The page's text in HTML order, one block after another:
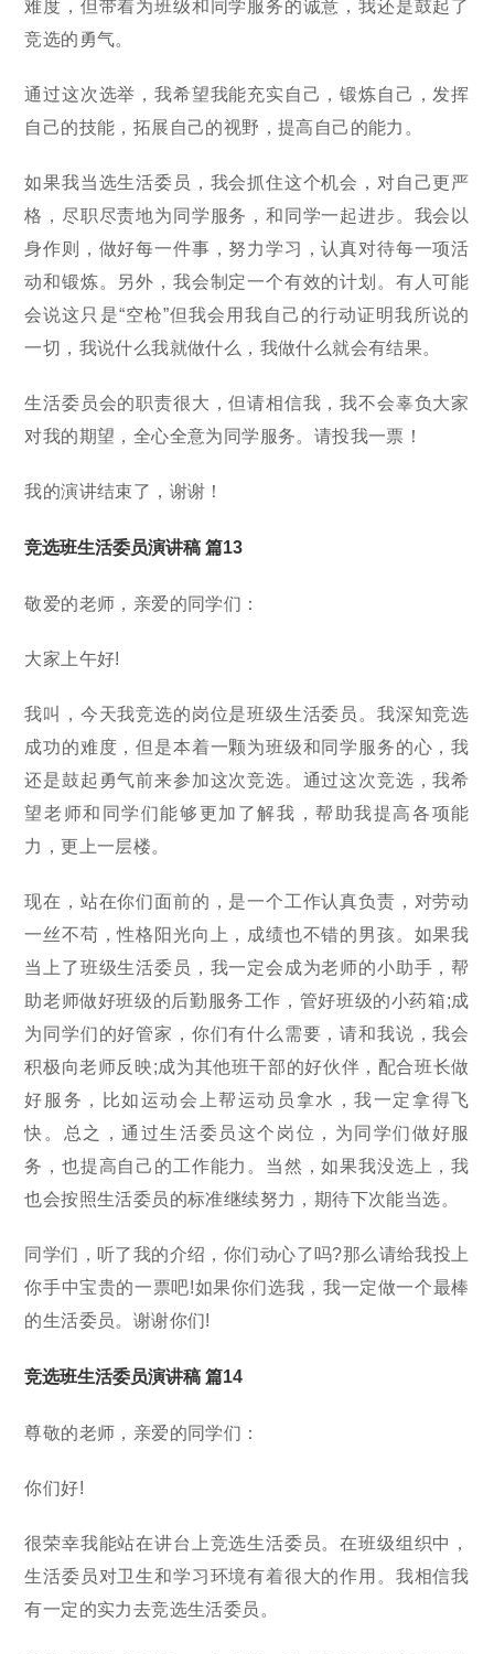
难度，但带着为班级和同学服务的诚意，我还是鼓起了
竞选的勇气。
通过这次选举，我希望我能充实自己，锻炼自己，发挥
自己的技能，拓展自己的视野，提高自己的能力。
如果我当选生活委员，我会抓住这个机会，对自己更严
格，尽职尽责地为同学服务，和同学一起进步。我会以
身作则，做好每一件事，努力学习，认真对待每一项活
动和锻炼。另外，我会制定一个有效的计划。有人可能
会说这只是“空枪”但我会用我自己的行动证明我所说的
一切，我说什么我就做什么，我做什么就会有结果。
生活委员会的职责很大，但请相信我，我不会辜负大家
对我的期望，全心全意为同学服务。请投我一票！
我的演讲结束了，谢谢！
竞选班生活委员演讲稿 篇13
敬爱的老师，亲爱的同学们：
大家上午好!
我叫，今天我竞选的岗位是班级生活委员。我深知竞选
成功的难度，但是本着一颗为班级和同学服务的心，我
还是鼓起勇气前来参加这次竞选。通过这次竞选，我希
望老师和同学们能够更加了解我，帮助我提高各项能
力，更上一层楼。
现在，站在你们面前的，是一个工作认真负责，对劳动
一丝不苟，性格阳光向上，成绩也不错的男孩。如果我
当上了班级生活委员，我一定会成为老师的小助手，帮
助老师做好班级的后勤服务工作，管好班级的小药箱;成
为同学们的好管家，你们有什么需要，请和我说，我会
积极向老师反映;成为其他班干部的好伙伴，配合班长做
好服务，比如运动会上帮运动员拿水，我一定拿得飞
快。总之，通过生活委员这个岗位，为同学们做好服
务，也提高自己的工作能力。当然，如果我没选上，我
也会按照生活委员的标准继续努力，期待下次能当选。
同学们，听了我的介绍，你们动心了吗?那么请给我投上
你手中宝贵的一票吧!如果你们选我，我一定做一个最棒
的生活委员。谢谢你们!
竞选班生活委员演讲稿 篇14
尊敬的老师，亲爱的同学们：
你们好!
很荣幸我能站在讲台上竞选生活委员。在班级组织中，
生活委员对卫生和学习环境有着很大的作用。我相信我
有一定的实力去竞选生活委员。